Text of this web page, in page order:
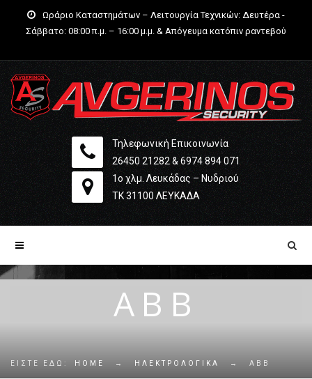
Ωράριο Καταστημάτων – Λειτουργία Τεχνικών: Δευτέρα -
Σάββατο: 08:00 π.μ. – 16:00 μ.μ. & Απόγευμα κατόπιν ραντεβού
Τηλεφωνική Επικοινωνία
26450 21282&6974 894 071
1ο χλμ. Λευκάδας – Νυδριού
ΤΚ 31100 ΛΕΥΚΆΔΑ
ABB
ΕΊΣΤΕ ΕΔΏ: HOME → ΗΛΕΚΤΡΟΛΟΓΙΚΑ → ABB